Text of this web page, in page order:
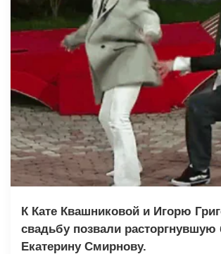
К Кате Квашниковой и Игорю
свадьбу позвали расторгнувшую
Екатерину Смирнову.